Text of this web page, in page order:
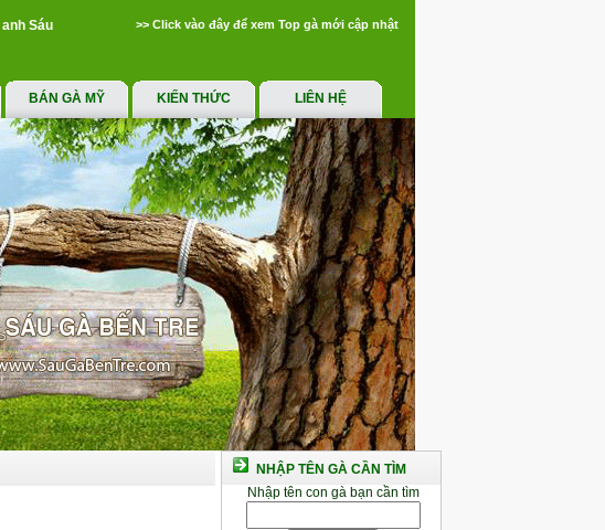
anh Sáu >> Click vào đây để xem Top gà mới cập nhật
BÁN GÀ MỸ KIẾN THỨC LIÊN HỆ
NHẬP TÊN GÀ CẦN TÌM
Nhập tên con gà bạn cần tìm